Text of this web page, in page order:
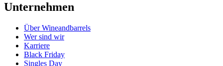
Unternehmen
Über Wineandbarrels
Wer sind wir
Karriere
Black Friday
Singles Day